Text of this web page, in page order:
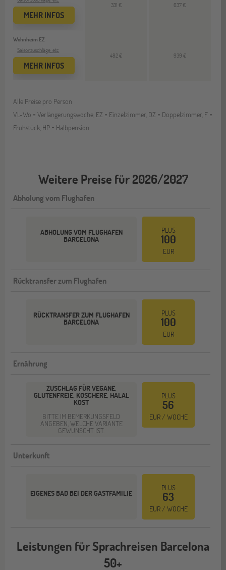
MEHR INFOS
Wohnheim EZ
Saisonzuschläge, etc
MEHR INFOS
331 € 637 €
482 € 939 €
Alle Preise pro Person
VL-Wo = Verlängerungswoche, EZ = Einzelzimmer, DZ = Doppelzimmer, F =
Frühstück, HP = Halbpension
Weitere Preise für 2026/2027
Abholung vom Flughafen
ABHOLUNG VOM FLUGHAFEN
BARCELONA
PLUS
100
EUR
Rücktransfer zum Flughafen
RÜCKTRANSFER ZUM FLUGHAFEN
BARCELONA
PLUS
100
EUR
Ernährung
ZUSCHLAG FÜR VEGANE,
GLUTENFREIE, KOSCHERE, HALAL
KOST
BITTE IM BEMERKUNGSFELD
ANGEBEN, WELCHE VARIANTE
GEWÜNSCHT IST.
PLUS
56
EUR / WOCHE
Unterkunft
EIGENES BAD BEI DER GASTFAMILIE
PLUS
63
EUR / WOCHE
Leistungen für Sprachreisen Barcelona
50+